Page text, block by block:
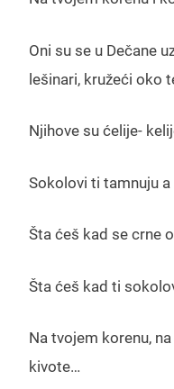
Oni su se u Dečane
lešinari, kružeći oko
Njihove su ćelije-
Sokolovi ti tamnuju
Šta ćeš kad se crne
Šta ćeš kad ti
Na tvojem korenu,
kivote…